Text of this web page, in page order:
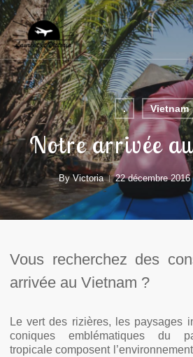
Skip
to
main
content
. Vietnam
Notre arrivée
By Victoria 22 décembre 2016
Vous recherchez des
arrivée au Vietnam ?
Le vert des rizières, les paysages
coniques emblématiques du
tropicale composent